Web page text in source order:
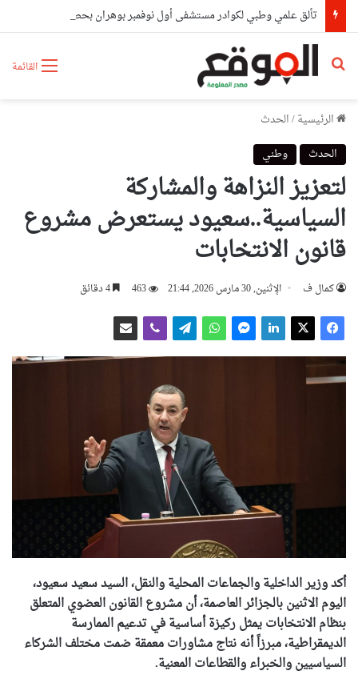
القائمة بحث عن
الرئيسية/الحدث
الحدث
وطني
لتعزيز النزاهة والمشاركة
السياسية..سعيود يستعرض مشروع
قانون الانتخابات
كمال ف الإثنين, 30 مارس 2026, 21:44 463
أكد وزير الداخلية والجماعات المحلية والنقل، السيد سعيد سعيود،
اليوم الاثنين بالجزائر العاصمة، أن مشروع القانون العضوي المتعلق
بنظام الانتخابات يمثل ركيزة أساسية في تدعيم الممارسة
الديمقراطية، مبرزاً أنه نتاج مشاورات معمقة ضمت مختلف الشركاء
السياسيين والخبراء والقطاعات المعنية.